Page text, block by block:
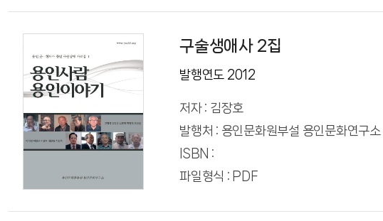
구술생애사 2집
발행연도 2012
저자 : 김장호
발행처 : 용인문화원부설 용인문화연구소
ISBN :
파일형식 : PDF